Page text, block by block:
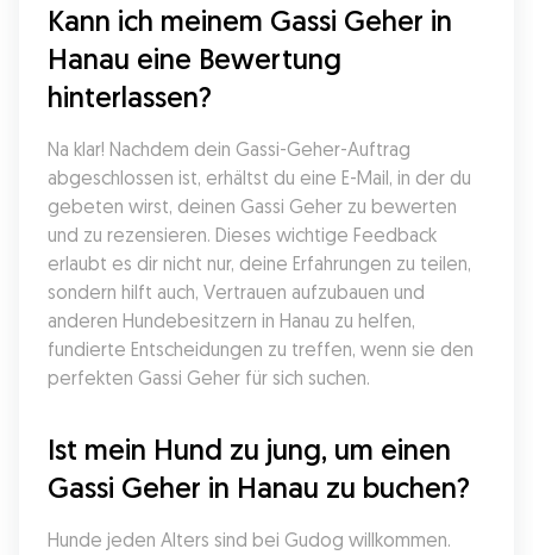
Kann ich meinem Gassi Geher in
Hanau eine Bewertung
hinterlassen?
Na klar! Nachdem dein Gassi-Geher-Auftrag
abgeschlossen ist, erhältst du eine E-Mail, in der du
gebeten wirst, deinen Gassi Geher zu bewerten
und zu rezensieren. Dieses wichtige Feedback
erlaubt es dir nicht nur, deine Erfahrungen zu teilen,
sondern hilft auch, Vertrauen aufzubauen und
anderen Hundebesitzern in Hanau zu helfen,
fundierte Entscheidungen zu treffen, wenn sie den
perfekten Gassi Geher für sich suchen.
Ist mein Hund zu jung, um einen
Gassi Geher in Hanau zu buchen?
Hunde jeden Alters sind bei Gudog willkommen.